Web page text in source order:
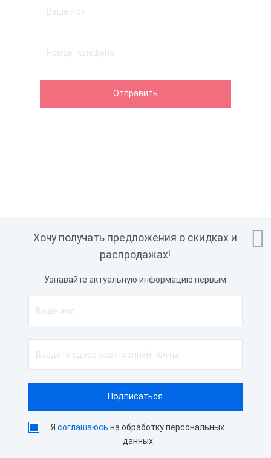

Хочу получать предложения о скидках и
распродажах!
Узнавайте актуальную информацию первым
Ясоглашаюсь на обработку персональных
данных